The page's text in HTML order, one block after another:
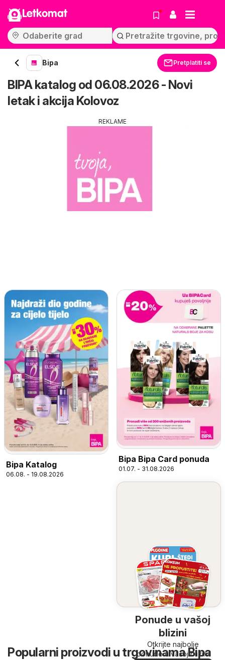
Letkomat
Bipa Pretplatiti se
BIPA katalog od 06.08.2026 - Novi
letak i akcija Kolovoz
REKLAME
Bipa Katalog
06.08. - 19.08.2026
Bipa Bipa Card ponuda
01.07. - 31.08.2026
Ponude u vašoj
blizini
Otkrijte najbolje
ponude u vašoj blizini
Popularni proizvodi u trgovinama Bipa